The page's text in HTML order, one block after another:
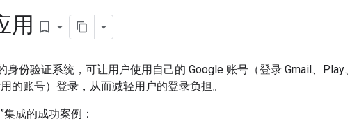
用 bookmark_border
份验证系统，可让用户使用自己的 Google 账号（登录 Gmail、Play、
的账号）登录，从而减轻用户的登录负担。
成的成功案例：